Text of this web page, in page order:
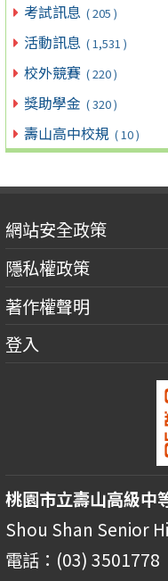
考試訊息 ( 205 )
活動訊息 ( 1,531 )
校外競賽 ( 220 )
獎助學金 ( 320 )
壽山高中校規 ( 10 )
網站安全政策
隱私權政策
著作權聲明
登入
桃園市立壽山高級中
Shou Shan Senior
電話：(03) 3501778